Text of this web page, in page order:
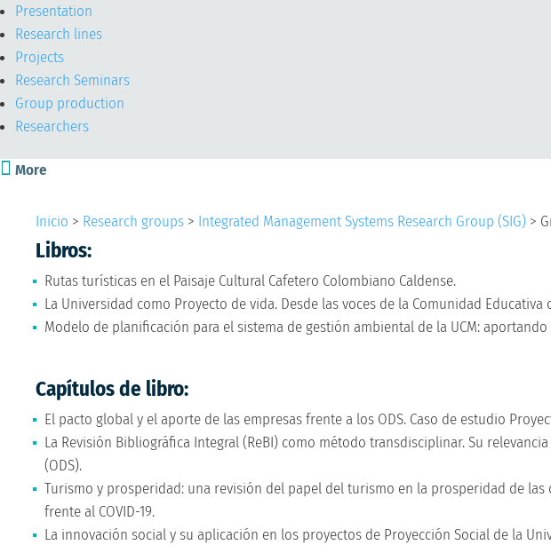
Presentation
Research lines
Projects
Research Seminars
Group production
Researchers
 More
Inicio > Research groups > Integrated Management Systems Research Group (SIG) >
Libros:
Rutas turísticas en el Paisaje Cultural Cafetero Colombiano Caldense.
La Universidad como Proyecto de vida. Desde las voces de la Comunidad Educativa
Modelo de planificación para el sistema de gestión ambiental de la UCM:
Capítulos de libro:
El pacto global y el aporte de las empresas frente a los ODS. Caso de estudio
La Revisión Bibliográfica Integral (ReBI) como método transdisciplinar. Su
(ODS).
Turismo y prosperidad: una revisión del papel del turismo en la prosperidad de las
frente al COVID-19.
La innovación social y su aplicación en los proyectos de Proyección Social de la